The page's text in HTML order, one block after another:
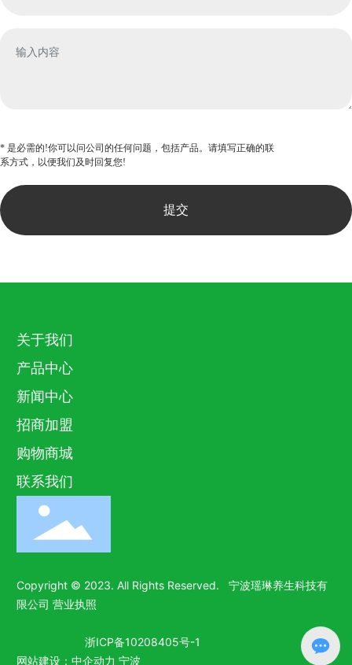
* 是必需的!你可以问公司的任何问题，包括产品。请填写正确的联
系方式，以便我们及时回复您!
提交
关于我们
产品中心
新闻中心
招商加盟
购物商城
联系我们
Copyright © 2023. All Rights Reserved. 宁波瑶琳养生科技有
限公司营业执照
浙ICP备10208405号-1
网站建设：中企动力 宁波